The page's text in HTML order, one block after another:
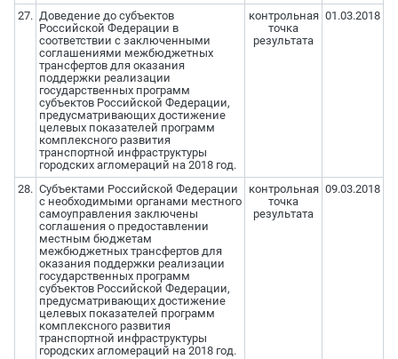
27. Доведение до субъектов
Российской Федерации в
соответствии с заключенными
соглашениями межбюджетных
трансфертов для оказания
поддержки реализации
государственных программ
субъектов Российской Федерации,
предусматривающих достижение
целевых показателей программ
комплексного развития
транспортной инфраструктуры
городских агломераций на 2018 год.
контрольная
точка
результата
01.03.2018
28. Субъектами Российской Федерации
с необходимыми органами местного
самоуправления заключены
соглашения о предоставлении
местным бюджетам
межбюджетных трансфертов для
оказания поддержки реализации
государственных программ
субъектов Российской Федерации,
предусматривающих достижение
целевых показателей программ
комплексного развития
транспортной инфраструктуры
городских агломераций на 2018 год.
контрольная
точка
результата
09.03.2018